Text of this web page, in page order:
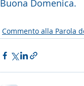
Buona Domenica.
Commento alla Parola